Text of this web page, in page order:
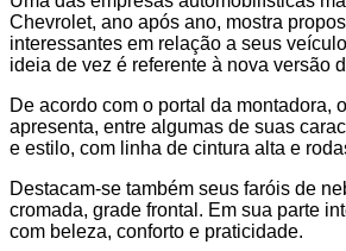
Chevrolet, ano após ano, mostra
interessantes em relação a seus
ideia de vez é referente à nova versão
De acordo com o portal da montadora,
apresenta, entre algumas de suas
e estilo, com linha de cintura alta e
Destacam-se também seus faróis de
cromada, grade frontal. Em sua parte
com beleza, conforto e praticidade.